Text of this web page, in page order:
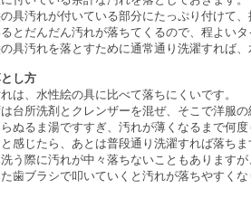
具汚れが付いている部分にたっぷり付けて、
とだんだん汚れが落ちてくるので、程よいタ
具汚れを落とすために通常通り洗濯すれば、
し方
は、水性絵の具に比べて落ちにくいです。
台所洗剤とクレンザーを混ぜ、そこで洋服の
ぬるま湯ですすぎ、汚れが薄くなるまで何度
感じたら、あとは普段通り洗濯すれば落ちま
う際に汚れが中々落ちないこともあります
歯ブラシで叩いていくと汚れが落ちやすくな